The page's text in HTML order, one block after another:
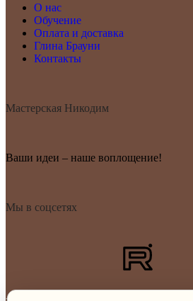
О нас
Обучение
Оплата и доставка
Глина Брауни
Контакты
Мастерская Никодим
Ваши идеи – наше воплощение!
Мы в соцсетях